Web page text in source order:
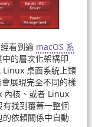
看到過 macOS 系
的層次化架構印
Linux 桌面系統上類
展現完全不同的樣
內核、或者 Linux
找到覆蓋一整個
依賴關係中自動